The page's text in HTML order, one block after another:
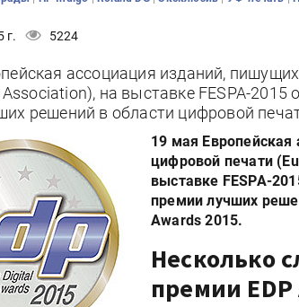
г. 5224
ассоциация изданий,
на выставке FESPA-2015
решений в области цифровой
19 мая
цифровой печати
выставке FESPA-
премии лучших
Awards 2015.
Несколько
премии